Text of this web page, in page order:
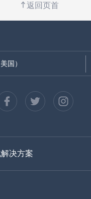
返回页首
国）
语
决方案